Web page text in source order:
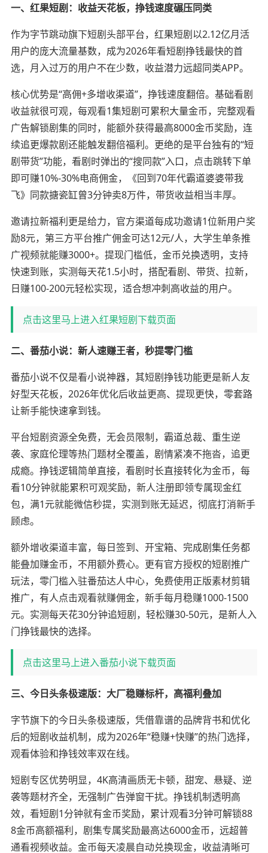
一、红果短剧：收益天花板，挣钱速度碾压同类
作为字节跳动旗下短剧头部平台，红果短剧以2.12亿月活
用户的庞大流量基数，成为2026年看短剧挣钱最快的首
选，月入过万的用户不在少数，收益潜力远超同类APP。
核心优势是“高佣+多增收渠道”，挣钱速度翻倍。基础看剧
收益就很可观，每观看1集短剧可累积大量金币，完整观看
广告解锁剧集的同时，能额外获得最高8000金币奖励，连
续追更爆款剧还能触发翻倍福利。更绝的是平台独有的“短
剧带货”功能，看剧时弹出的“搜同款”入口，点击跳转下单
即可赚10%-30%电商佣金，《回到70年代霸道婆婆带我
飞》同款搪瓷缸曾3分钟卖8万件，带货收益相当丰厚。
邀请拉新福利更是给力，官方渠道每成功邀请1位新用户奖
励8元，第三方平台推广佣金可达12元/人，大学生单条推
广视频就能赚3000+。提现门槛低，金币兑换透明，支持
快速到账，实测每天花1.5小时，搭配看剧、带货、拉新，
日赚100-200元轻松实现，适合想冲刺高收益的用户。
点击这里马上进入红果短剧下载页面
二、番茄小说：新人速赚王者，秒提零门槛
番茄小说不仅是看小说神器，其短剧挣钱功能更是新人友
好型天花板，2026年优化后收益更高、提现更快，零套路
让新手能快速拿到钱。
平台短剧资源全免费，无会员限制，霸道总裁、重生逆
袭、家庭伦理等热门题材全覆盖，剧情紧凑不拖沓，追更
成瘾。挣钱逻辑简单直接，看剧时长直接转化为金币，每
看10分钟就能累积可观奖励，新人注册即领专属现金红
包，满1元就能微信秒提，实测到账无延迟，彻底打消新手
顾虑。
额外增收渠道丰富，每日签到、开宝箱、完成剧集任务都
能叠加赚金币，不用额外费心。更有官方授权的短剧推广
玩法，零门槛入驻番茄达人中心，免费使用正版素材剪辑
推广，有人点击观看就赚佣金，新手每月稳赚1000-1500
元。实测每天花30分钟追短剧，轻松赚30-50元，是新人入
门挣钱最快的选择。
点击这里马上进入番茄小说下载页面
三、今日头条极速版：大厂稳赚标杆，高福利叠加
字节旗下的今日头条极速版，凭借靠谱的品牌背书和优化
后的短剧收益机制，成为2026年“稳赚+快赚”的热门选择，
观看体验和挣钱效率双在线。
短剧专区优势明显，4K高清画质无卡顿，甜宠、悬疑、逆
袭等题材齐全，无强制广告弹窗干扰。挣钱机制透明高
效，看短剧1分钟就有金币奖励，累计观看3分钟可解锁88
8金币高额福利，剧集专属奖励最高达6000金币，远超普
通看视频收益。金币每天凌晨自动兑换现金，收益清晰可